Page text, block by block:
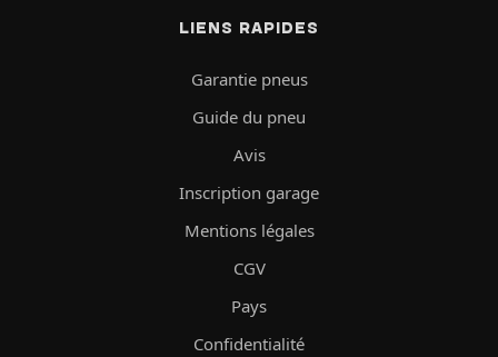
LIENS RAPIDES
Garantie pneus
Guide du pneu
Avis
Inscription garage
Mentions légales
CGV
Pays
Confidentialité